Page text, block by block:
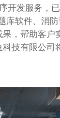
开发服务，
软件、消
，帮助客
技有限公